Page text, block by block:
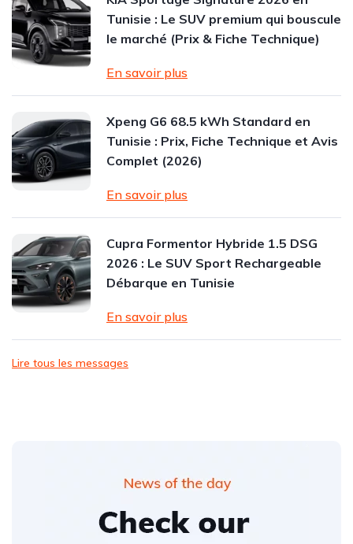
Tunisie : Le SUV premium qui bouscule
le marché (Prix & Fiche Technique)
En savoir plus
Xpeng G6 68.5 kWh Standard en
Tunisie : Prix, Fiche Technique et Avis
Complet (2026)
En savoir plus
Cupra Formentor Hybride 1.5 DSG
2026 : Le SUV Sport Rechargeable
Débarque en Tunisie
En savoir plus
Lire tous les messages